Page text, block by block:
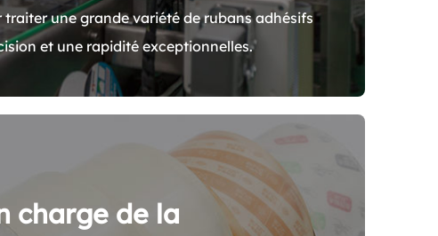
traiter une grande variété de rubans adhésifs
et une rapidité exceptionnelles.
charge de la